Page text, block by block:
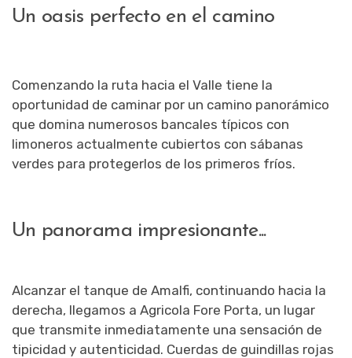
Un oasis perfecto en el camino
Comenzando la ruta hacia el Valle tiene la
oportunidad de caminar por un camino panorámico
que domina numerosos bancales típicos con
limoneros actualmente cubiertos con sábanas
verdes para protegerlos de los primeros fríos.
Un panorama impresionante...
Alcanzar el tanque de Amalfi, continuando hacia la
derecha, llegamos a Agricola Fore Porta, un lugar
que transmite inmediatamente una sensación de
tipicidad y autenticidad. Cuerdas de guindillas rojas